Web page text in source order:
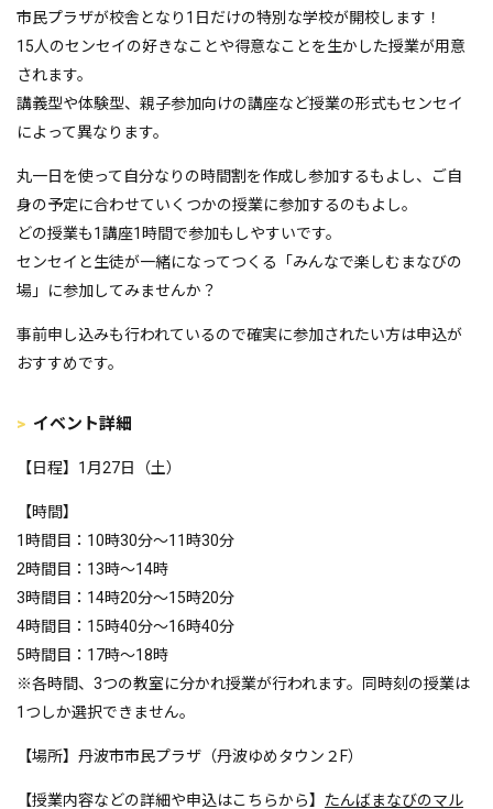
市民プラザが校舎となり1日だけの特別な学校が開校します！
15人のセンセイの好きなことや得意なことを生かした授業が用意
されます。
講義型や体験型、親子参加向けの講座など授業の形式もセンセイ
によって異なります。
丸一日を使って自分なりの時間割を作成し参加するもよし、ご自
身の予定に合わせていくつかの授業に参加するのもよし。
どの授業も1講座1時間で参加もしやすいです。
センセイと生徒が一緒になってつくる「みんなで楽しむまなびの
場」に参加してみませんか？
事前申し込みも行われているので確実に参加されたい方は申込が
おすすめです。
イベント詳細
【日程】1月27日（土）
【時間】
1時間目：10時30分～11時30分
2時間目：13時～14時
3時間目：14時20分～15時20分
4時間目：15時40分～16時40分
5時間目：17時～18時
※各時間、3つの教室に分かれ授業が行われます。同時刻の授業は
1つしか選択できません。
【場所】丹波市市民プラザ（丹波ゆめタウン２F）
【授業内容などの詳細や申込はこちらから】 たんばまなびのマル